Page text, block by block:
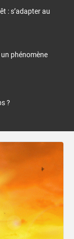
: s’adapter au
phénomène
?